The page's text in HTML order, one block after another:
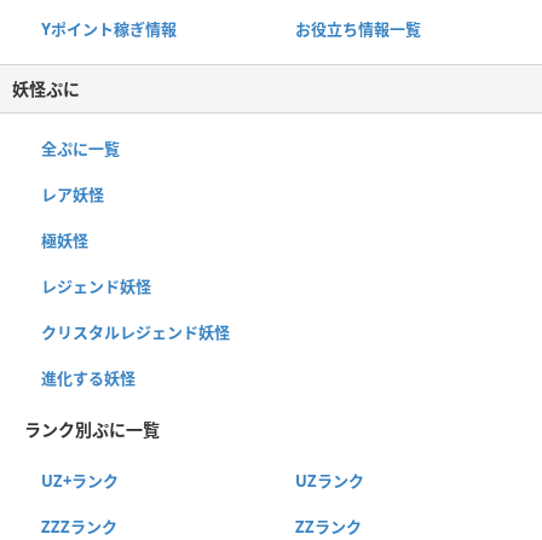
Yポイント稼ぎ情報 お役立ち情報一覧
妖怪ぷに
全ぷに一覧
レア妖怪
極妖怪
レジェンド妖怪
クリスタルレジェンド妖怪
進化する妖怪
ランク別ぷに一覧
UZ+ランク UZランク
ZZZランク ZZランク